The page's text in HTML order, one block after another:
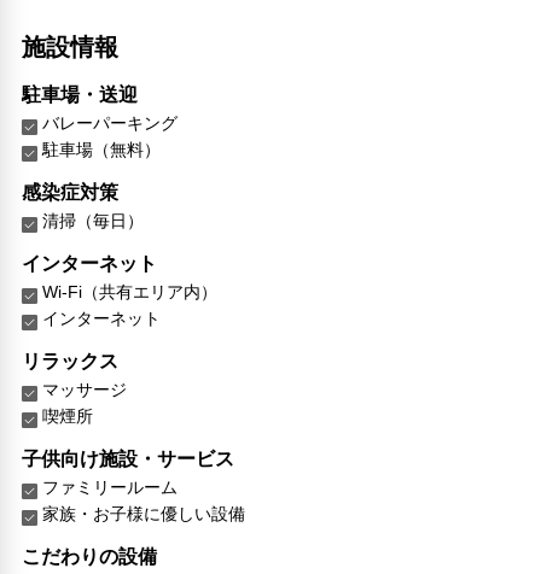
施設情報
駐車場・送迎
バレーパーキング
駐車場（無料）
感染症対策
清掃（毎日）
インターネット
Wi-Fi（共有エリア内）
インターネット
リラックス
マッサージ
喫煙所
子供向け施設・サービス
ファミリールーム
家族・お子様に優しい設備
こだわりの設備